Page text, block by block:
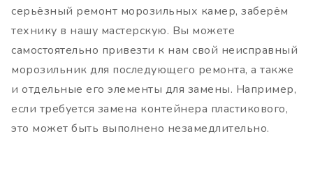
серьёзный ремонт морозильных камер, заберём
технику в нашу мастерскую. Вы можете
самостоятельно привезти к нам свой неисправный
морозильник для последующего ремонта, а также
и отдельные его элементы для замены. Например,
если требуется замена контейнера пластикового,
это может быть выполнено незамедлительно.